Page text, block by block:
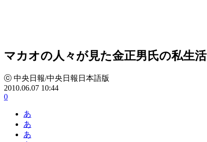
マカオの人々が見た金正男氏の私生活
ⓒ 中央日報/中央日報日本語版
2010.06.07 10:44
0
あ
あ
あ